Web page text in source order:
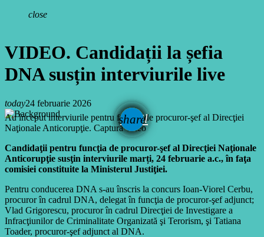
close
VIDEO. Candidații la șefia
DNA susțin interviurile live
today24 februarie 2026
share
email
Au început interviurile pentru funcţia de procuror-şef al Direcţiei
Naţionale Anticorupţie. Captură video
Candidaţii pentru funcţia de procuror-şef al Direcţiei Naţionale
Anticorupţie susţin interviurile marți, 24 februarie a.c., în faţa
comisiei constituite la Ministerul Justiţiei.
Pentru conducerea DNA s-au înscris la concurs Ioan-Viorel Cerbu,
procuror în cadrul DNA, delegat în funcţia de procuror-şef adjunct;
Vlad Grigorescu, procuror în cadrul Direcţiei de Investigare a
Infracţiunilor de Criminalitate Organizată şi Terorism, şi Tatiana
Toader, procuror-şef adjunct al DNA.